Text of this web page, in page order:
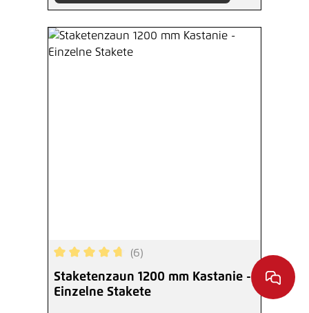
Durchschnittliche Bewertung von 4.83 von 5
(6)
Staketenzaun 1200 mm Kastanie -
Einzelne Stakete